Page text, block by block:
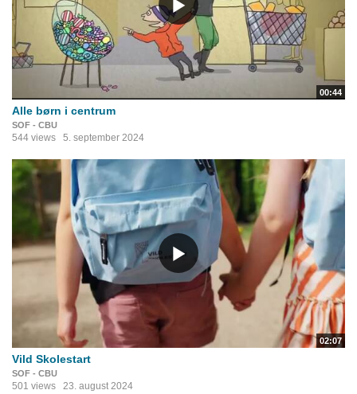
00:44
Alle børn i centrum
SOF - CBU
544 views 5. september 2024
02:07
Vild Skolestart
SOF - CBU
501 views 23. august 2024